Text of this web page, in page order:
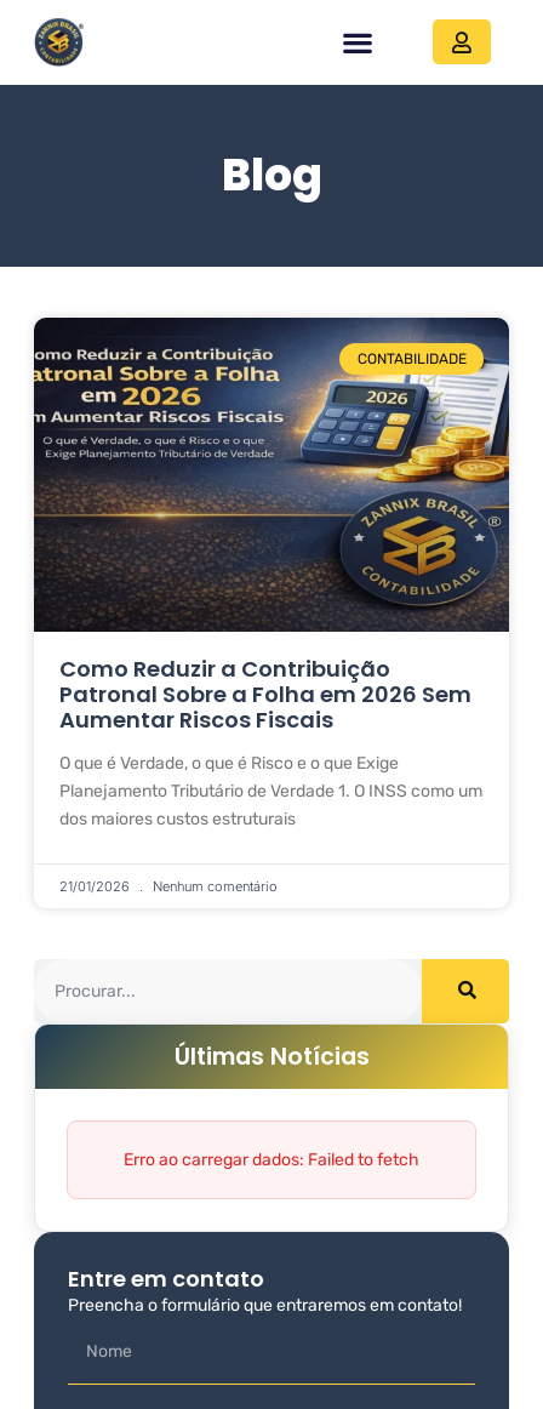
Blog
CONTABILIDADE
Como Reduzir a Contribuição
Patronal Sobre a Folha em 2026 Sem
Aumentar Riscos Fiscais
O que é Verdade, o que é Risco e o que Exige
Planejamento Tributário de Verdade 1. O INSS como um
dos maiores custos estruturais
21/01/2026 Nenhum comentário
Últimas Notícias
Erro ao carregar dados: Failed to fetch
Entre em contato
Preencha o formulário que entraremos em contato!